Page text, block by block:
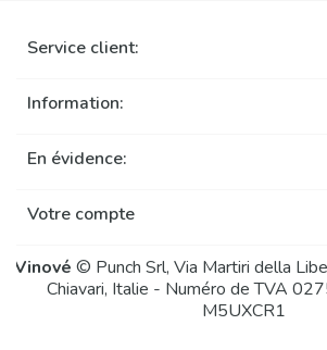
Service client:
Information:
En évidence:
Votre compte
Vinové © Punch Srl, Via Martiri della
Chiavari, Italie - Numéro de TVA
M5UXCR1